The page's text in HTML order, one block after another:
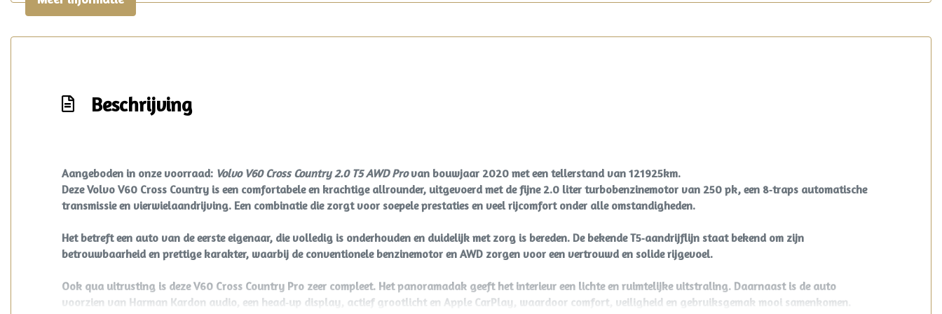
Elektronische remkrachtverdeling
Kruisend verkeer detectie
Rijstrooksensor met correctie
Roll stability control
Volledig digitaal instrumentenpaneel
Interieur
Beschrijving
Aangeboden in onze voorraad: Volvo V60 Cross Country 2.0 T5 AWD Provan bouwjaar 2020 met een tellerstand van 121925km.
Deze Volvo V60 Cross Country is een comfortabele en krachtige allrounder, uitgevoerd met de fijne 2.0 liter turbobenzinemotor van 250 pk, een 8‑traps automatische
transmissie en vierwielaandrijving. Een combinatie die zorgt voor soepele prestaties en veel rijcomfort onder alle omstandigheden.
Het betreft een auto van de eerste eigenaar, die volledig is onderhouden en duidelijk met zorg is bereden. De bekende T5‑aandrijflijn staat bekend om zijn
betrouwbaarheid en prettige karakter, waarbij de conventionele benzinemotor en AWD zorgen voor een vertrouwd en solide rijgevoel.
Ook qua uitrusting is deze V60 Cross Country Pro zeer compleet. Het panoramadak geeft het interieur een lichte en ruimtelijke uitstraling. Daarnaast is de auto
voorzien van Harman Kardon audio, een head‑up display, actief grootlicht en Apple CarPlay, waardoor comfort, veiligheid en gebruiksgemak mooi samenkomen.